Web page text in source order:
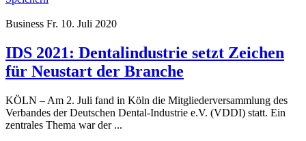
Business Fr. 10. Juli 2020
IDS 2021: Dentalindustrie setzt Zeichen
für Neustart der Branche
KÖLN – Am 2. Juli fand in Köln die Mitgliederversammlung des
Verbandes der Deutschen Dental-Industrie e.V. (VDDI) statt. Ein
zentrales Thema war der ...